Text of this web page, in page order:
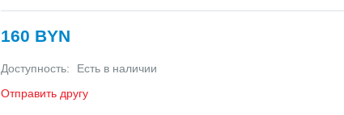
160 BYN
Доступность:
Есть в наличии
Отправить другу